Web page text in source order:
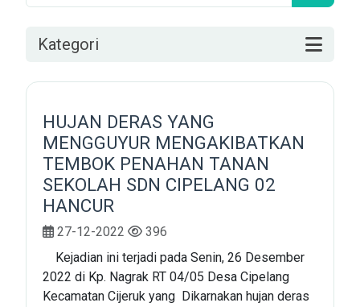
Kategori
HUJAN DERAS YANG
MENGGUYUR MENGAKIBATKAN
TEMBOK PENAHAN TANAN
SEKOLAH SDN CIPELANG 02
HANCUR
27-12-2022
396
Kejadian ini terjadi pada Senin, 26 Desember
2022 di Kp. Nagrak RT 04/05 Desa Cipelang
Kecamatan Cijeruk yang Dikarnakan hujan deras